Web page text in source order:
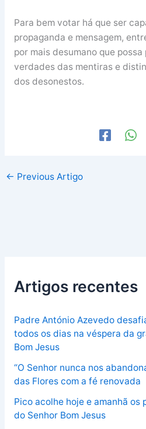
Para bem votar há que ser
propaganda e mensagem,
por mais desumano que
verdades das mentiras e
dos desonestos.
← Previous Artigo
Artigos recentes
Padre António Azevedo
todos os dias na véspera da
Bom Jesus
“O Senhor nunca nos
das Flores com a fé renovada
Pico acolhe hoje e amanhã
do Senhor Bom Jesus